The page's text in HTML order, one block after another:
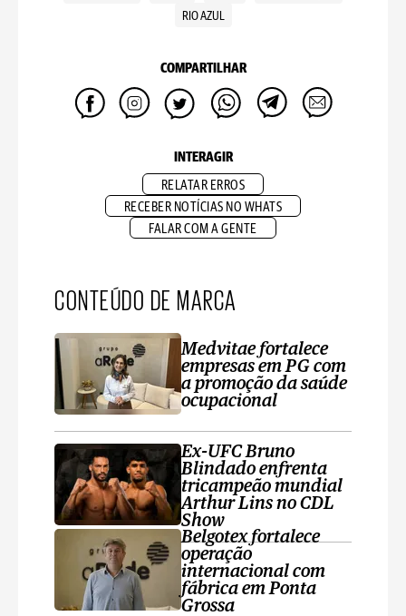
RIO AZUL
COMPARTILHAR
INTERAGIR
RELATAR ERROS
RECEBER NOTÍCIAS NO WHATS
FALAR COM A GENTE
CONTEÚDO DE MARCA
Medvitae fortalece
empresas em PG com
a promoção da saúde
ocupacional
Ex-UFC Bruno
Blindado enfrenta
tricampeão mundial
Arthur Lins no CDL
Show
Belgotex fortalece
operação
internacional com
fábrica em Ponta
Grossa